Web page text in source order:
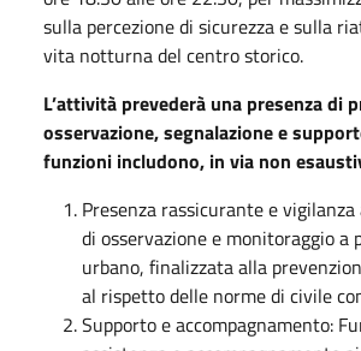
sulla percezione di sicurezza e sulla
vita notturna del centro storico.
L’attività prevederà una presenza di
osservazione, segnalazione e
funzioni includono, in via non
Presenza rassicurante e
di osservazione e monitoraggio a
urbano, finalizzata alla
al rispetto delle norme di civile
Supporto e accompagnamento: